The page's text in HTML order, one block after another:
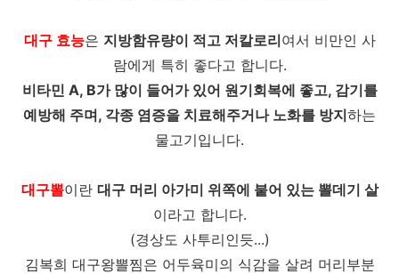
대구 효능은 지방함유량이 적고 저칼로리여서 비만인 사
람에게 특히 좋다고 합니다.
비타민 A, B가 많이 들어가 있어 원기회복에 좋고, 감기를
예방해 주며, 각종 염증을 치료해주거나 노화를 방지하는
물고기입니다.
대구뽈이란 대구 머리 아가미 위쪽에 붙어 있는 뽈데기 살
이라고 합니다.
(경상도 사투리인듯...)
김복희 대구왕뽈찜은 어두육미의 식감을 살려 머리부분